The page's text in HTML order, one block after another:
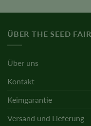
ÜBER THE SEED FAIR
Über uns
Kontakt
Keimgarantie
Versand und Lieferung